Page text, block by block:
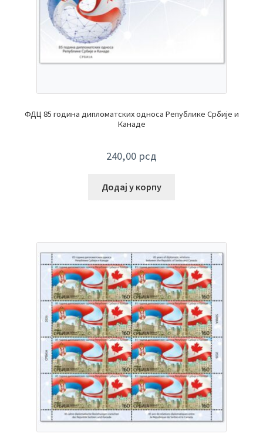
ФДЦ 85 година дипломатских односа Републике Србије и
Канаде
240,00 рсд
Додај у корпу